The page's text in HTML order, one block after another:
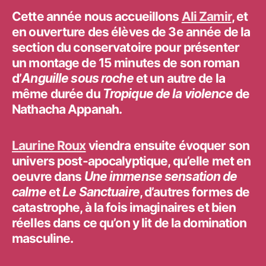
Cette année nous accueillons Ali Zamir, et
en ouverture des élèves de 3e année de la
section du conservatoire pour présenter
un montage de 15 minutes de son roman
d’Anguille sous rocheet un autre de la
même durée du Tropique de la violencede
Nathacha Appanah.
Laurine Rouxviendra ensuite évoquer son
univers post-apocalyptique, qu’elle met en
oeuvre dans Une immense sensation de
calmeetLe Sanctuaire, d’autres formes de
catastrophe, à la fois imaginaires et bien
réelles dans ce qu’on y lit de la domination
masculine.